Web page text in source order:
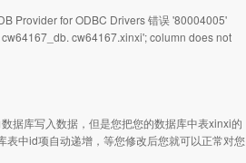
Provider for ODBC Drivers 错误 '80004005'
cw64167.xinxi'; column does not
据库写入数据，但是您把您的数据库中表xinxi的
中id项自动递增，等您修改后您就可以正常对您